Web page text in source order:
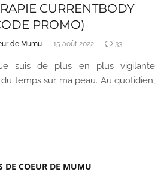
CURRENTBODY
PROMO)
de Mumu 15 août 2022 33
suis de plus en plus vigilante
temps sur ma peau. Au quotidien,
DE COEUR DE MUMU